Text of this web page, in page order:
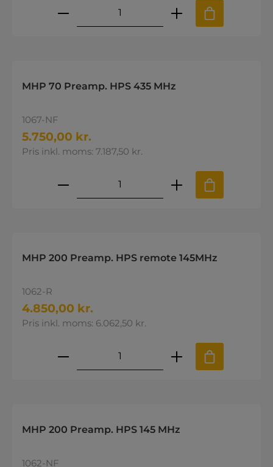
Produktmængde: Indtast den
MHP 70 Preamp. HPS 435 MHz
1067-NF
5.750,00 kr.
Pris inkl. moms: 7.187,50 kr.
Produktmængde: Indtast den
MHP 200 Preamp. HPS remote 145MHz
1062-R
4.850,00 kr.
Pris inkl. moms: 6.062,50 kr.
Produktmængde: Indtast den
MHP 200 Preamp. HPS 145 MHz
1062-NF